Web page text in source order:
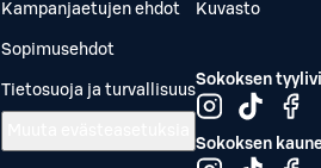
Kampanjaetujen ehdot
Sopimusehdot
Tietosuoja ja turvallisuus
Kuvasto
Sokoksen
Sokoksen